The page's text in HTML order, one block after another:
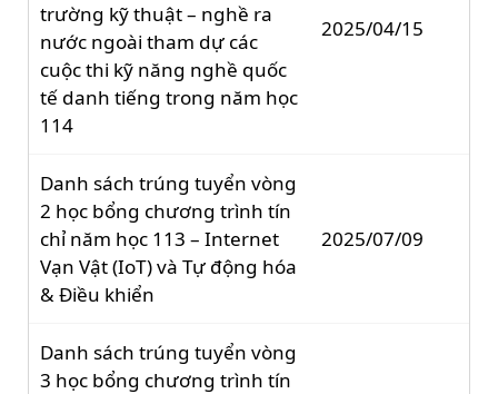
trường kỹ thuật – nghề ra
nước ngoài tham dự các
cuộc thi kỹ năng nghề quốc
tế danh tiếng trong năm học
114
2025/04/15
Danh sách trúng tuyển vòng
2 học bổng chương trình tín
chỉ năm học 113 – Internet
Vạn Vật (IoT) và Tự động hóa
& Điều khiển
2025/07/09
Danh sách trúng tuyển vòng
3 học bổng chương trình tín